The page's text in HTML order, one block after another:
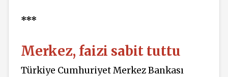
***
Merkez, faizi sabit tuttu
Türkiye Cumhuriyet Merkez Bankası